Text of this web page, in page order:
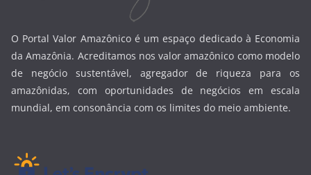
O Portal Valor Amazônico é um espaço dedicado à Economia
da Amazônia. Acreditamos nos valor amazônico como modelo
de negócio sustentável, agregador de riqueza para os
amazônidas, com oportunidades de negócios em escala
mundial, em consonância com os limites do meio ambiente.